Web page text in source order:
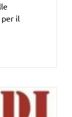
per il